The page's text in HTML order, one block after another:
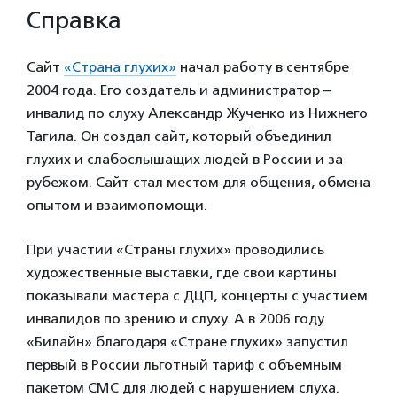
Справка
Сайт «Страна глухих» начал работу в сентябре
2004 года. Его создатель и администратор –
инвалид по слуху Александр Жученко из Нижнего
Тагила. Он создал сайт, который объединил
глухих и слабослышащих людей в России и за
рубежом. Сайт стал местом для общения, обмена
опытом и взаимопомощи.
При участии «Страны глухих» проводились
художественные выставки, где свои картины
показывали мастера с ДЦП, концерты с участием
инвалидов по зрению и слуху. А в 2006 году
«Билайн» благодаря «Стране глухих» запустил
первый в России льготный тариф с объемным
пакетом СМС для людей с нарушением слуха.